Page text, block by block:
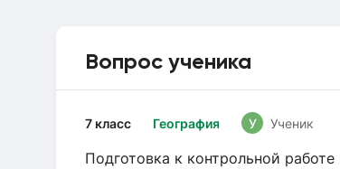
Вопрос ученика
География
7 класс У Ученик
Подготовка к контрольной